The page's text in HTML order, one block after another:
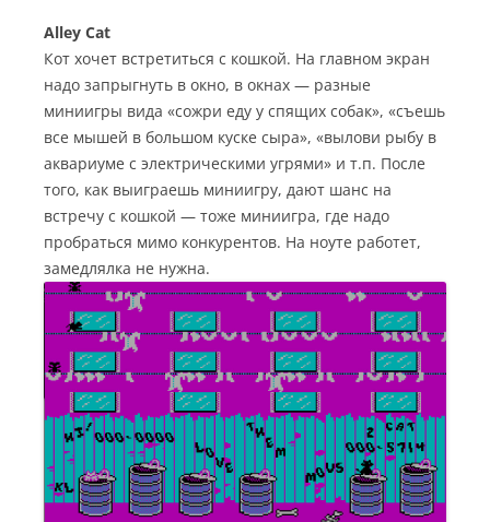
Alley Cat
Кот хочет встретиться с кошкой. На главном экран
надо запрыгнуть в окно, в окнах — разные
миниигры вида «сожри еду у спящих собак», «съешь
все мышей в большом куске сыра», «вылови рыбу в
аквариуме с электрическими угрями» и т.п. После
того, как выиграешь миниигру, дают шанс на
встречу с кошкой — тоже миниигра, где надо
пробраться мимо конкурентов. На ноуте работет,
замедлялка не нужна.